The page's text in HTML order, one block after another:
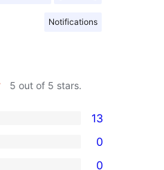
Notifications
5 out of 5 stars.
13
0
0